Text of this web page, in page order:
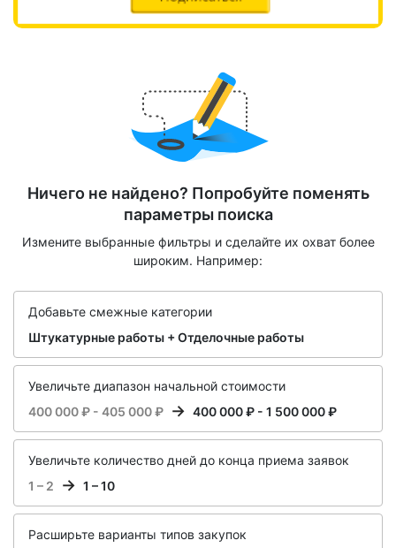
Ничего не найдено? Попробуйте поменять
параметры поиска
Измените выбранные фильтры и сделайте их охват более
широким. Например:
Добавьте смежные категории
Штукатурные работы + Отделочные работы
Увеличьте диапазон начальной стоимости
400 000 ₽ - 405 000 ₽
400 000 ₽ - 1 500 000 ₽
Увеличьте количество дней до конца приема заявок
1 – 2
1 – 10
Расширьте варианты типов закупок